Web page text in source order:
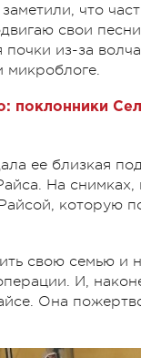
что
свои
почки из-за
микроблоге.
поклонники
ее близкая
На
которую
свою семью и
И,
Она